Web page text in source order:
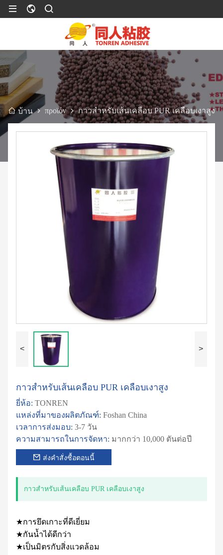
บ้าน προϊόν กาวสำหรับเส้นเคลือบ PUR เคลือบเงาสูง
< >
กาวสำหรับเส้นเคลือบ PUR เคลือบเงาสูง
ยี่ห้อ: TONREN
แหล่งที่มาของผลิตภัณฑ์: Foshan China
เวลาการส่งมอบ: 3-7 วัน
ความสามารถในการจัดหา: มากกว่า 10,000 ตันต่อปี
ส่งคำสั่งซื้อตอนนี้
กาวสำหรับเส้นเคลือบ PUR เคลือบเงาสูง
★การยึดเกาะที่ดีเยี่ยม
★กันน้ำได้ดีกว่า
★เป็นมิตรกับสิ่งแวดล้อม